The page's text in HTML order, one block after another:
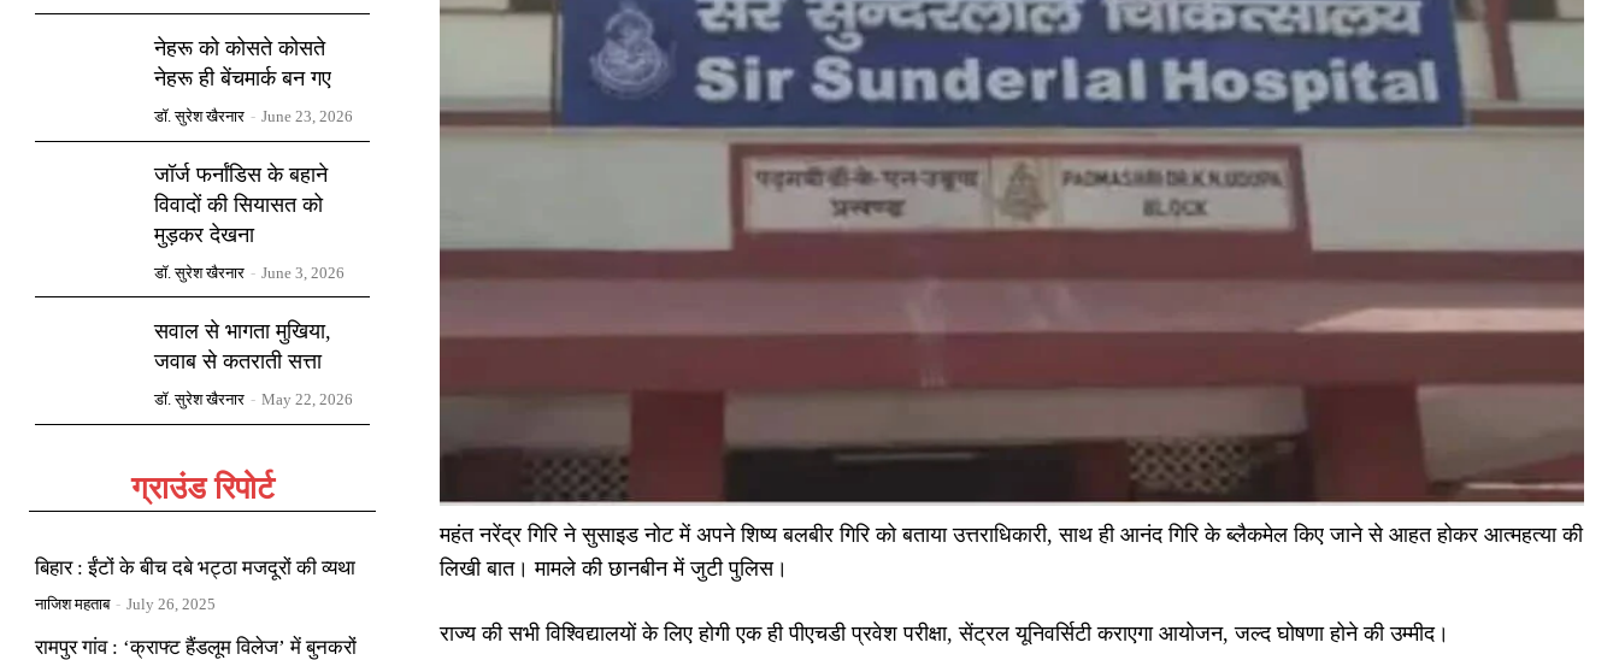
नेहरू को कोसते कोसते
नेहरू ही बेंचमार्क बन गए
डॉ. सुरेश खैरनार - June 23, 2026
जॉर्ज फर्नांडिस के बहाने
विवादों की सियासत को
मुड़कर देखना
डॉ. सुरेश खैरनार - June 3, 2026
सवाल से भागता मुखिया,
जवाब से कतराती सत्ता
डॉ. सुरेश खैरनार - May 22, 2026
ग्राउंड रिपोर्ट
बिहार : ईंटों के बीच दबे भट्ठा मजदूरों की व्यथा
नाजिश महताब - July 26, 2025
रामपुर गांव : ‘क्राफ्ट हैंडलूम विलेज’ में बुनकरों
महंत नरेंद्र गिरि ने सुसाइड नोट में अपने शिष्य बलबीर गिरि को बताया उत्तराधिकारी, साथ ही आनंद गिरि के ब्लैकमेल किए जाने से आहत होकर आत्महत्या की
लिखी बात। मामले की छानबीन में जुटी पुलिस।
राज्य की सभी विश्विद्यालयों के लिए होगी एक ही पीएचडी प्रवेश परीक्षा, सेंट्रल यूनिवर्सिटी कराएगा आयोजन, जल्द घोषणा होने की उम्मीद।